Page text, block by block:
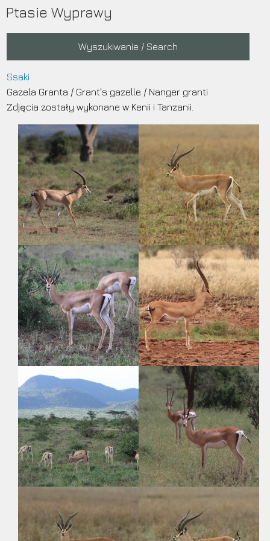
Przejdź
Ptasie Wyprawy
navigation
Wyszukiwanie / Search
Ssaki
Gazela Granta / Grant's gazelle / Nanger granti
Zdjęcia zostały wykonane w Kenii i Tanzanii.